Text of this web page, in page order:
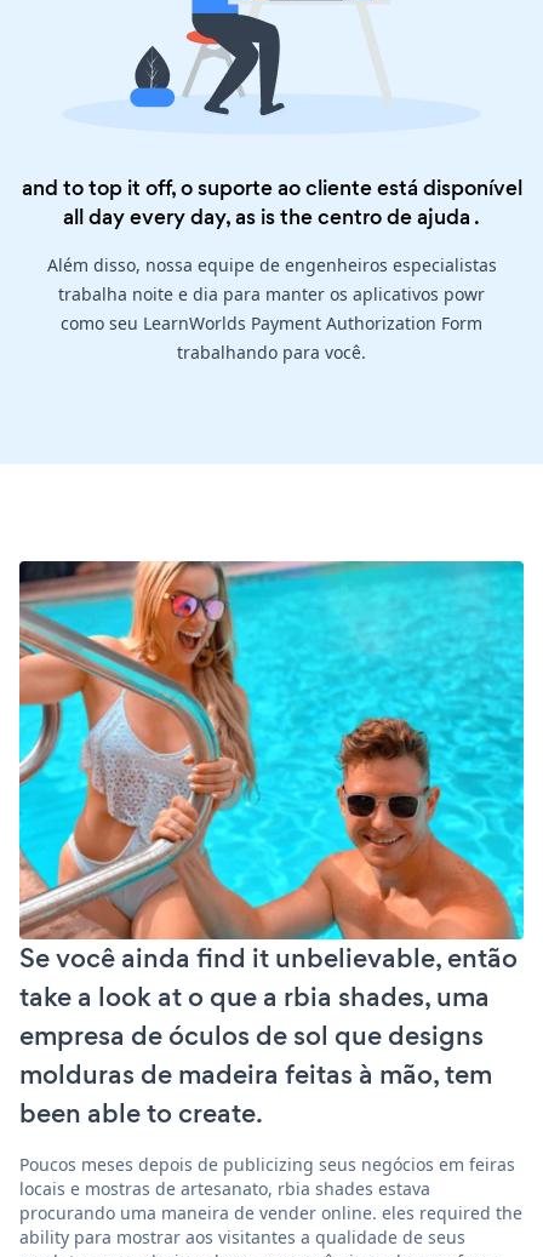
and to top it off, o suporte ao cliente está disponível
all day every day, as is thecentro de ajuda .
Além disso, nossa equipe de engenheiros especialistas
trabalha noite e dia para manter os aplicativos powr
como seu LearnWorlds Payment Authorization Form
trabalhando para você.
Se você ainda find it unbelievable, então
take a look at o que a rbia shades, uma
empresa de óculos de sol que designs
molduras de madeira feitas à mão, tem
been able to create.
Poucos meses depois de publicizing seus negócios em feiras
locais e mostras de artesanato, rbia shades estava
procurando uma maneira de vender online. eles required the
ability para mostrar aos visitantes a qualidade de seus